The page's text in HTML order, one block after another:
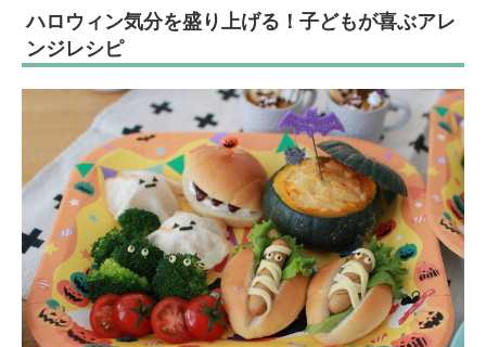
ハロウィン気分を盛り上げる！子どもが喜ぶアレ
ンジレシピ